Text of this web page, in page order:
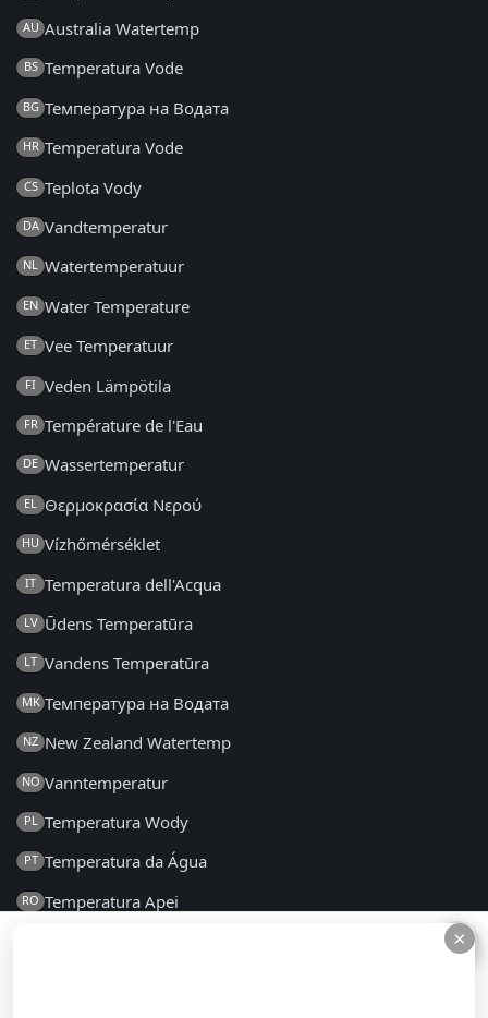
×
AU Australia Watertemp
BS Temperatura Vode
BG Температура на Водата
HR Temperatura Vode
CS Teplota Vody
DA Vandtemperatur
NL Watertemperatuur
EN Water Temperature
ET Vee Temperatuur
FI Veden Lämpötila
FR Température de l'Eau
DE Wassertemperatur
EL Θερμοκρασία Νερού
HU Vízhőmérséklet
IT Temperatura dell'Acqua
LV Ūdens Temperatūra
LT Vandens Temperatūra
MK Температура на Водата
NZ New Zealand Watertemp
NO Vanntemperatur
PL Temperatura Wody
PT Temperatura da Água
RO Temperatura Apei
×